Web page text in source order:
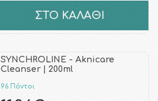
ΣΤΟ ΚΑΛΑΘΙ
SYNCHROLINE - Aknicare
Cleanser | 200ml
96 Πόντοι